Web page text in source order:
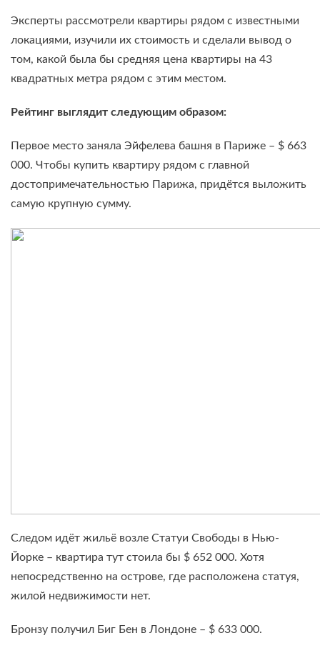
Эксперты рассмотрели квартиры рядом с известными
локациями, изучили их стоимость и сделали вывод о
том, какой была бы средняя цена квартиры на 43
квадратных метра рядом с этим местом.
Рейтинг выглядит следующим образом:
Первое место заняла Эйфелева башня в Париже – $ 663
000. Чтобы купить квартиру рядом с главной
достопримечательностью Парижа, придётся выложить
самую крупную сумму.
Следом идёт жильё возле Статуи Свободы в Нью-
Йорке – квартира тут стоила бы $ 652 000. Хотя
непосредственно на острове, где расположена статуя,
жилой недвижимости нет.
Бронзу получил Биг Бен в Лондоне – $ 633 000.